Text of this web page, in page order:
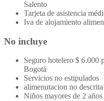
Salento
Tarjeta de asistencia
Iva de alojamiento
No incluye
Seguro hotelero $ 6.000
Bogotá
Servicios no estipulados
alimenutacion no
Niños mayores de 2 años